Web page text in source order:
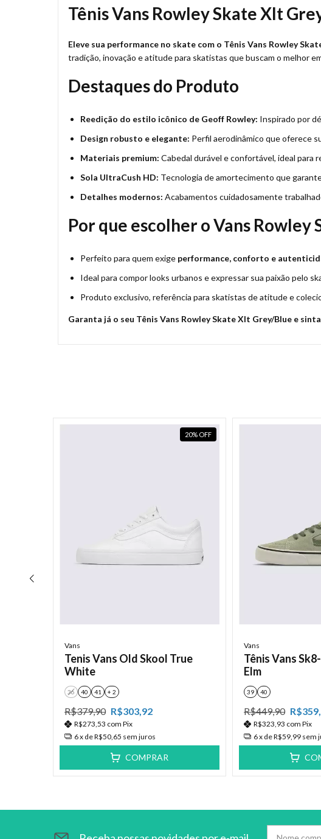
Tênis Vans Rowley Skate Xlt
Eleve sua performance no skate com o Tênis Vans Rowley
tradição, inovação e atitude para skatistas que buscam o melhor
Destaques do Produto
Reedição do estilo icônico de Geoff Rowley: Inspirado por
Design robusto e elegante: Perfil aerodinâmico que oferece
Materiais premium: Cabedal durável e confortável, ideal para
Sola UltraCush HD: Tecnologia de amortecimento que
Detalhes modernos: Acabamentos cuidadosamente
Por que escolher o Vans
Perfeito para quem exige performance, conforto e
Ideal para compor looks urbanos e expressar sua paixão pelo
Produto exclusivo, referência para skatistas de atitude e
Garanta já o seu Tênis Vans Rowley Skate Xlt Grey/Blue e
20% OFF
Vans
Tenis Vans Old Skool True
White
36 40 41 + 2
R$379,90 R$303,92
R$273,53 com Pix
6x deR$50,65 sem juros
COMPRAR
Vans
Tênis Vans
Elm
39 40
R$449,90
R$323,93 com Pix
6x deR$59,99 sem